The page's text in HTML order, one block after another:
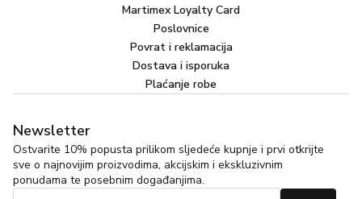
Martimex Loyalty Card
Poslovnice
Povrat i reklamacija
Dostava i isporuka
Plaćanje robe
Newsletter
Ostvarite 10% popusta prilikom sljedeće kupnje i prvi otkrijte
sve o najnovijim proizvodima, akcijskim i ekskluzivnim
ponudama te posebnim događanjima.